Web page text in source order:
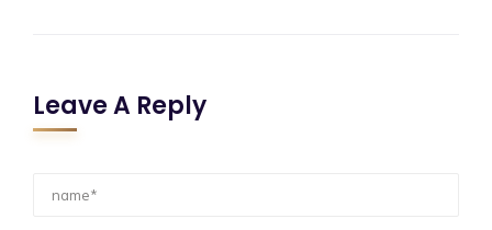
Leave A Reply